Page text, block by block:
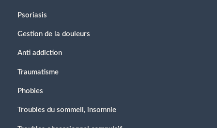
Psoriasis
Gestion de la douleurs
Anti addiction
Traumatisme
Phobies
Troubles du sommeil, insomnie